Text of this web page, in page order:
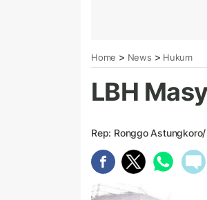
Home > News > Hukum
LBH
Rep: Ronggo Astungkoro/